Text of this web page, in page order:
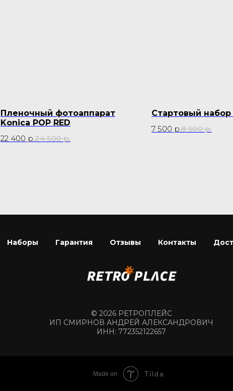
Пленочный фотоаппарат
Konica POP RED
22 400 р.24 500 р.
Стартовый набор
7 500 р.8 500 р.
Наборы Гарантия Отзывы Контакты
© 2026 РЕТРОПЛЕЙС
ИП СМИРНОВ АНДРЕЙ АЛЕКСАНДРОВИЧ
ИНН: 772352122657
Made on Tilda